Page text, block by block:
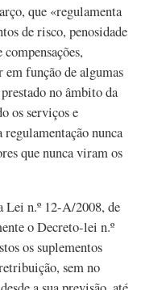
que «regulamenta
de risco, penosidade
função de algumas
no âmbito da
os serviços e
nunca
que nunca viram os
Lei n.º 12-A/2008, de
o Decreto-lei n.º
os suplementos
sem no